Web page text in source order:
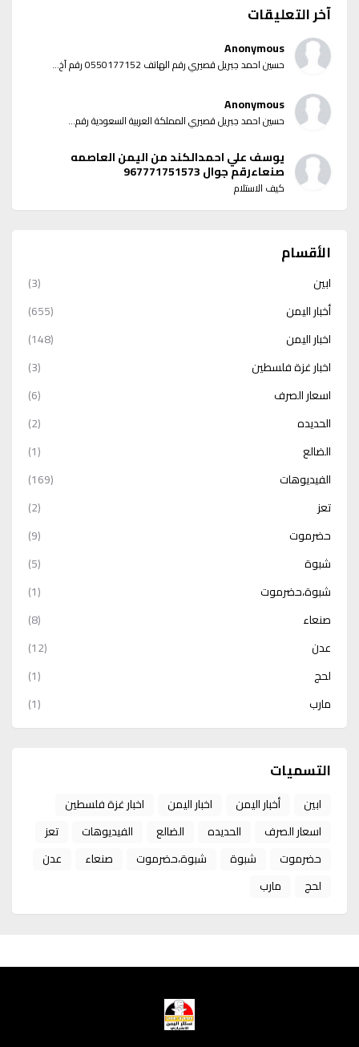
آخر التعليقات
Anonymous
حسين احمد جبريل قصيري رقم الهاتف 0550177152 رقم آخ...
Anonymous
حسين احمد جبريل قصيري المملكة العربية السعودية رقم...
يوسف علي احمدالكند من اليمن العاصمه
صنعاءرقم جوال 967771751573
كيف الاستلام
الأقسام
ابين
(3)
أخبار اليمن
(655)
اخبار اليمن
(148)
اخبار غزة فلسطين
(3)
اسعار الصرف
(6)
الحديده
(2)
الضالع
(1)
الفيديوهات
(169)
تعز
(2)
حضرموت
(9)
شبوة
(5)
شبوة،حضرموت
(1)
صنعاء
(8)
عدن
(12)
لحج
(1)
مارب
(1)
التسميات
ابين أخبار اليمن اخبار اليمن
اخبار غزة فلسطين
اسعار الصرف
الحديده الضالع الفيديوهات
تعز
حضرموت
شبوة شبوة،حضرموت صنعاء
عدن
لحج
مارب